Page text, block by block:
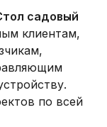
садовый
клиентам,
по всей